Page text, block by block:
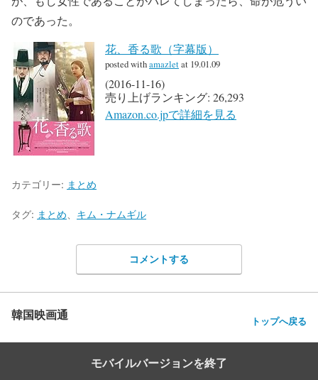
のであった。
花、香る歌（字幕版）
posted withamazletat 19.01.09
(2016-11-16)
売り上げランキング: 26,293
Amazon.co.jpで詳細を見る
カテゴリー: まとめ
タグ: まとめ キム・ナムギル
コメントする
韓国映画通 トップへ戻る
モバイルバージョンを終了